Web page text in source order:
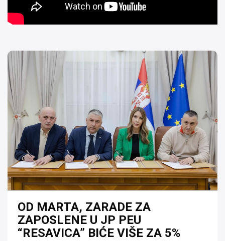
OD MARTA, ZARADE ZA
ZAPOSLENE U JP PEU
“RESAVICA” BIĆE VIŠE ZA 5%